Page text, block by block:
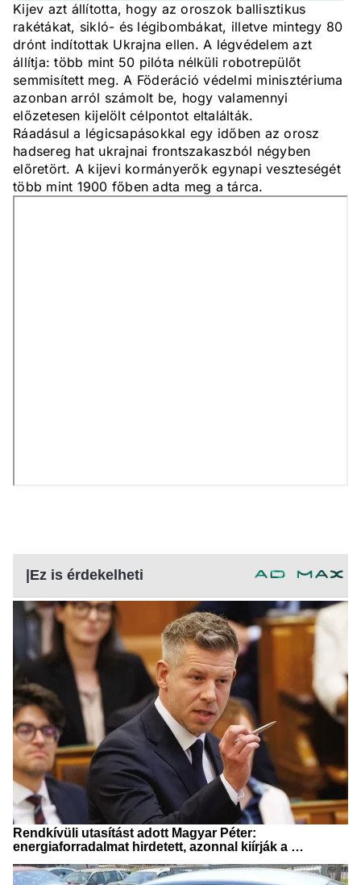
Kijev azt állította, hogy az oroszok ballisztikus
rakétákat, sikló- és légibombákat, illetve mintegy 80
drónt indítottak Ukrajna ellen. A légvédelem azt
állítja: több mint 50 pilóta nélküli robotrepülőt
semmisített meg. A Föderáció védelmi minisztériuma
azonban arról számolt be, hogy valamennyi
előzetesen kijelölt célpontot eltalálták.
Ráadásul a légicsapásokkal egy időben az orosz
hadsereg hat ukrajnai frontszakaszból négyben
előretört. A kijevi kormányerők egynapi veszteségét
több mint 1900 főben adta meg a tárca.